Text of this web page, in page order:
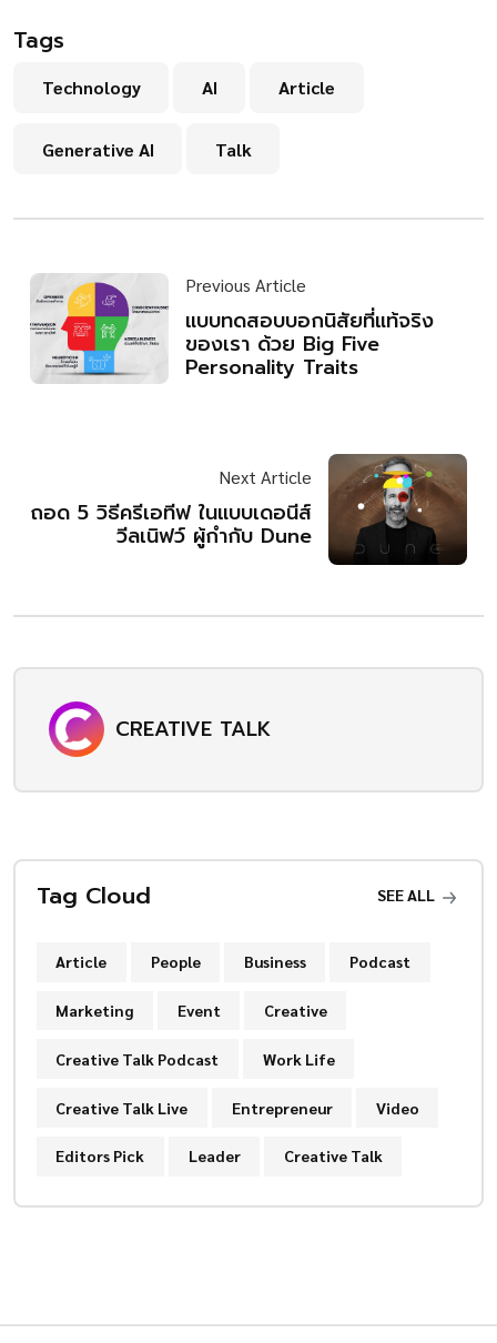
Tags
Technology AI Article
Generative AI Talk
Previous Article
แบบทดสอบบอกนิสัยที่แท้จริง
ของเรา ด้วย Big Five
Personality Traits
Next Article
ถอด 5 วิธีครีเอทีฟ ในแบบเดอนีส์
วีลเนิฟว์ ผู้กำกับ Dune
CREATIVE TALK
Tag Cloud SEE ALL
Article People Business Podcast
Marketing Event Creative
Creative Talk Podcast Work Life
Creative Talk Live Entrepreneur Video
Editors Pick Leader Creative Talk